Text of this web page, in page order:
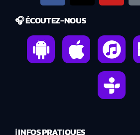
🎧 ÉCOUTEZ-NOUS
ℹ️ INFOS PRATIQUES